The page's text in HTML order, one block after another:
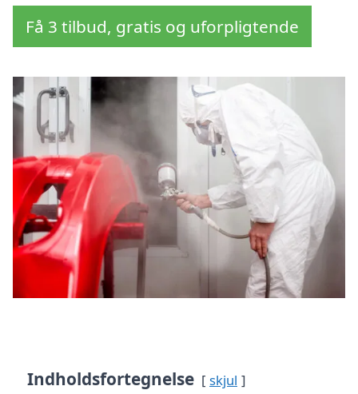
Få 3 tilbud, gratis og uforpligtende
Indholdsfortegnelse skjul